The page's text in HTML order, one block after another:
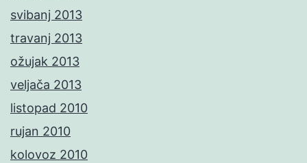
svibanj 2013
travanj 2013
ožujak 2013
veljača 2013
listopad 2010
rujan 2010
kolovoz 2010